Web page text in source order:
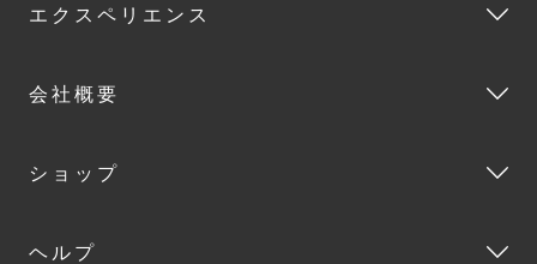
エクスペリエンス
会社概要
ショップ
ヘルプ